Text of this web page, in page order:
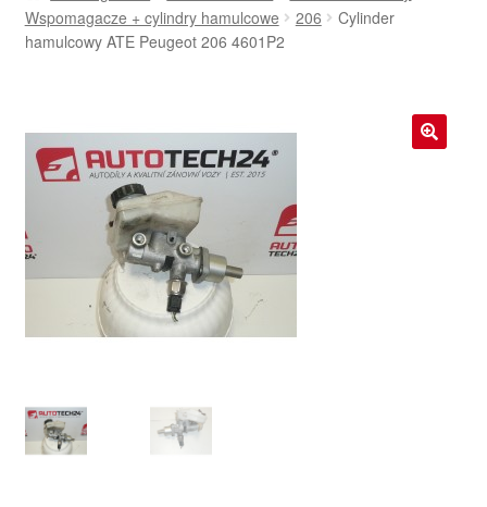
Dostawa
Moje konto
O nas
Płatności
Procedura reklamacyjna
Wspomagacze + cylindry hamulcowe
206
Cylinder
hamulcowy ATE Peugeot 206 4601P2